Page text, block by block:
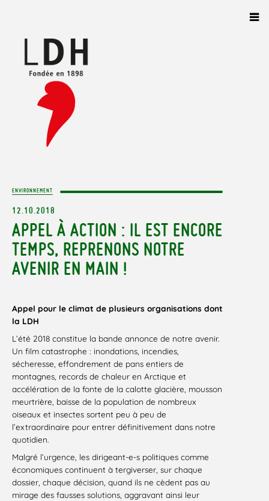
ENVIRONNEMENT
12.10.2018
APPEL À ACTION : IL EST ENCORE
TEMPS, REPRENONS NOTRE
AVENIR EN MAIN !
Appel pour le climat de plusieurs organisations dont
la LDH
L’été 2018 constitue la bande annonce de notre avenir.
Un film catastrophe : inondations, incendies,
sécheresse, effondrement de pans entiers de
montagnes, records de chaleur en Arctique et
accélération de la fonte de la calotte glacière, mousson
meurtrière, baisse de la population de nombreux
oiseaux et insectes sortent peu à peu de
l’extraordinaire pour entrer définitivement dans notre
quotidien.
Malgré l’urgence, les dirigeant-e-s politiques comme
économiques continuent à tergiverser, sur chaque
dossier, chaque décision, quand ils ne cèdent pas au
mirage des fausses solutions, aggravant ainsi leur